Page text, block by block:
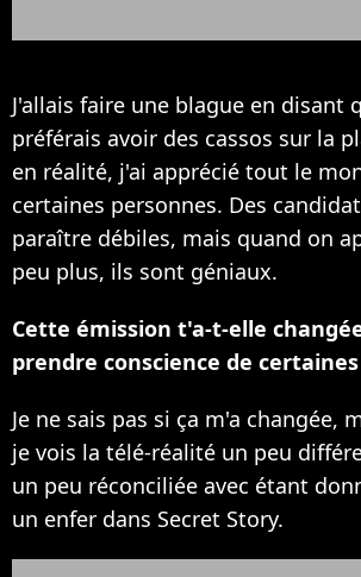
J'allais faire une blague en disant
préférais avoir des cassos sur la
en réalité, j'ai apprécié tout le
certaines personnes. Des
paraître débiles, mais quand on
peu plus, ils sont géniaux.
Cette émission t'a-t-elle
prendre conscience de certaines
Je ne sais pas si ça m'a changée,
je vois la télé-réalité un peu
un peu réconciliée avec étant
un enfer dans Secret Story.